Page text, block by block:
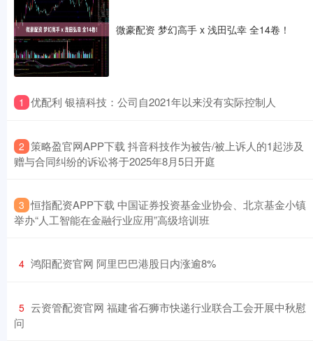
微豪配资 梦幻高手 x 浅田弘幸 全14卷！
1 ​优配利 银禧科技：公司自2021年以来没有实际控制人
2 ​策略盈官网APP下载 抖音科技作为被告/被上诉人的1起涉及
赠与合同纠纷的诉讼将于2025年8月5日开庭
3 ​恒指配资APP下载 中国证券投资基金业协会、北京基金小镇
举办“人工智能在金融行业应用”高级培训班
4 ​鸿阳配资官网 阿里巴巴港股日内涨逾8%
5 ​云资管配资官网 福建省石狮市快递行业联合工会开展中秋慰
问